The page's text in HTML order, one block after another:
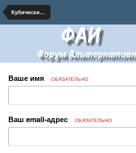
Кубический Персик
Ваше имя ОБЯЗАТЕЛЬНО
Ваш email-адрес ОБЯЗАТЕЛЬНО